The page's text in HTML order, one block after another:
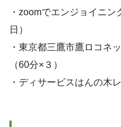
・zoomでエンジョイニ
日）
・東京都三鷹市鷹ロコネ
（60分×３）
・ディサービスはんの木